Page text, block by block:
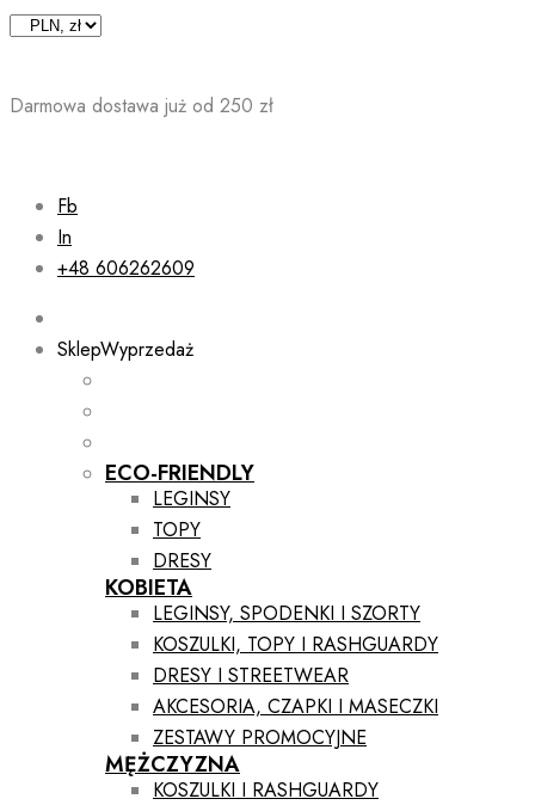
Skip
Darmowa dostawa już od 250 zł
Fb
In
+48 606262609
SklepWyprzedaż
ECO-FRIENDLY
LEGINSY
TOPY
DRESY
KOBIETA
LEGINSY, SPODENKI I SZORTY
KOSZULKI, TOPY I RASHGUARDY
DRESY I STREETWEAR
AKCESORIA, CZAPKI I MASECZKI
ZESTAWY PROMOCYJNE
MĘŻCZYZNA
KOSZULKI I RASHGUARDY